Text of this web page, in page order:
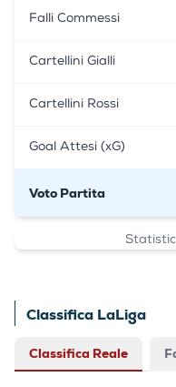
Falli Commessi
Cartellini Gialli
Cartellini Rossi
Goal Attesi (xG)
Voto Partita
Classifica LaLiga
Classifica Reale